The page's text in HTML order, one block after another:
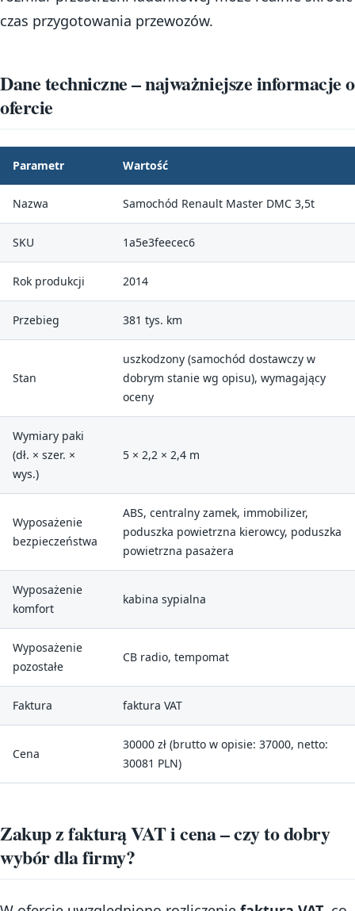
czas przygotowania przewozów.
Dane techniczne – najważniejsze informacje o
ofercie
Parametr Wartość
Nazwa Samochód Renault Master DMC 3,5t
SKU 1a5e3feecec6
Rok produkcji 2014
Przebieg 381 tys. km
Stan
uszkodzony (samochód dostawczy w
dobrym stanie wg opisu), wymagający
oceny
Wymiary paki
(dł. × szer. ×
wys.)
5 × 2,2 × 2,4 m
Wyposażenie
bezpieczeństwa
ABS, centralny zamek, immobilizer,
poduszka powietrzna kierowcy, poduszka
powietrzna pasażera
Wyposażenie
komfort
kabina sypialna
Wyposażenie
pozostałe
CB radio, tempomat
Faktura faktura VAT
Cena
30000 zł (brutto w opisie: 37000, netto:
30081 PLN)
Zakup z fakturą VAT i cena – czy to dobry
wybór dla firmy?